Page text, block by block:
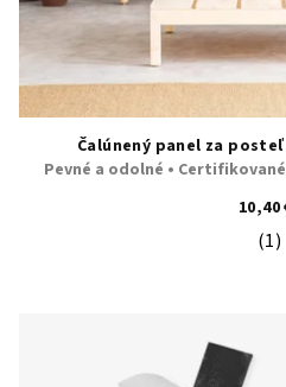
Čalúnený panel za
Pevné a odolné •
10,40
(1)